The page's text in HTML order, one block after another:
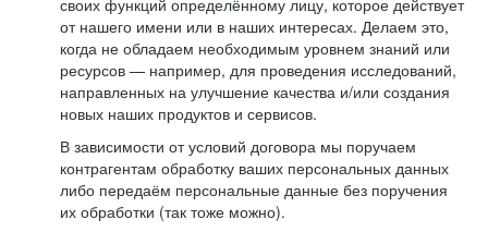
своих функций определённому лицу, которое действует
от нашего имени или в наших интересах. Делаем это,
когда не обладаем необходимым уровнем знаний или
ресурсов — например, для проведения исследований,
направленных на улучшение качества и/или создания
новых наших продуктов и сервисов.
В зависимости от условий договора мы поручаем
контрагентам обработку ваших персональных данных
либо передаём персональные данные без поручения
их обработки (так тоже можно).